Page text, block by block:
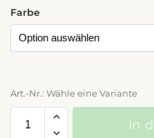
Farbe
Art.-Nr.: Wähle eine Variante
In